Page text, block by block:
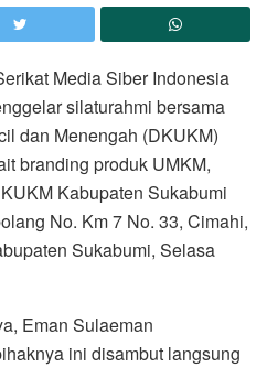
Media Siber Indonesia
silaturahmi bersama
dan Menengah (DKUKM)
branding produk UMKM,
Kabupaten Sukabumi
No. Km 7 No. 33, Cimahi,
Sukabumi, Selasa
Eman Sulaeman
ini disambut langsung